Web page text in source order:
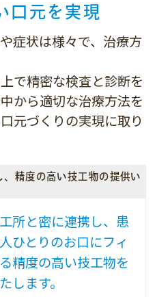
口元を実現
症状は様々で、治療方
で精密な検査と診断を
から適切な治療方法を
元づくりの実現に取り
、精度の高い技工物の提供い
所と密に連携し、患
ひとりのお口にフィ
精度の高い技工物を
します。